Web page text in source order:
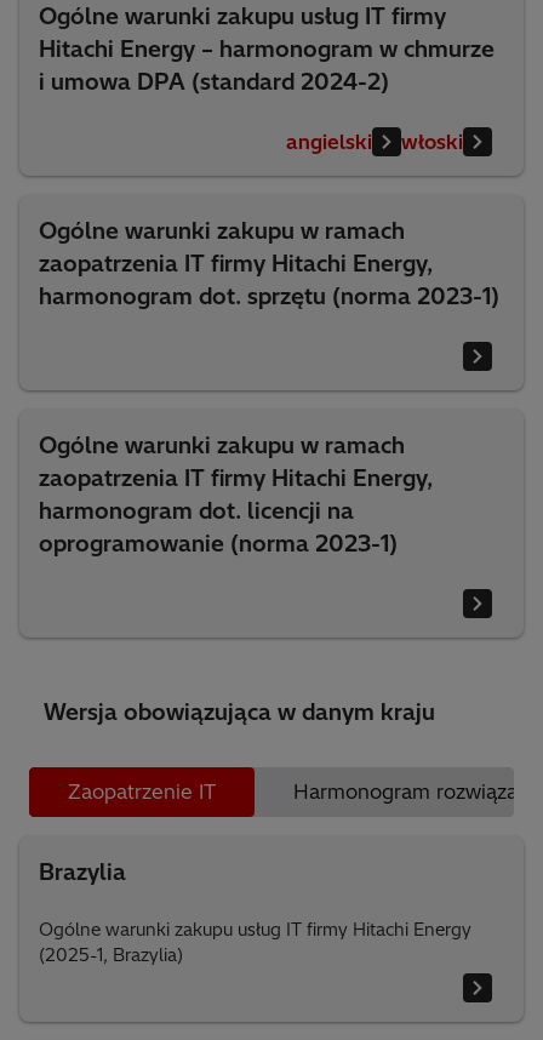
Ogólne warunki zakupu usług IT firmy
Hitachi Energy – harmonogram w chmurze
i umowa DPA (standard 2024-2)
angielski włoski
Ogólne warunki zakupu w ramach
zaopatrzenia IT firmy Hitachi Energy,
harmonogram dot. sprzętu (norma 2023-1)
Ogólne warunki zakupu w ramach
zaopatrzenia IT firmy Hitachi Energy,
harmonogram dot. licencji na
oprogramowanie (norma 2023-1)
Wersja obowiązująca w danym kraju
Zaopatrzenie IT Harmonogram rozwiązań
Brazylia
Ogólne warunki zakupu usług IT firmy Hitachi Energy
(2025-1, Brazylia)